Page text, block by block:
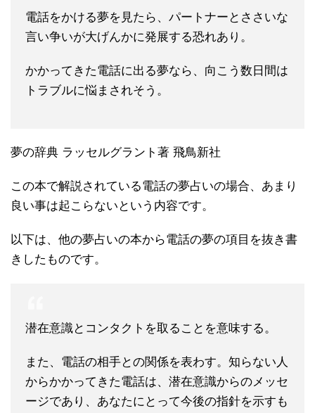
電話をかける夢を見たら、パートナーとささいな
言い争いが大げんかに発展する恐れあり。
かかってきた電話に出る夢なら、向こう数日間は
トラブルに悩まされそう。
夢の辞典 ラッセルグラント著 飛鳥新社
この本で解説されている電話の夢占いの場合、あまり
良い事は起こらないという内容です。
以下は、他の夢占いの本から電話の夢の項目を抜き書
きしたものです。
潜在意識とコンタクトを取ることを意味する。
また、電話の相手との関係を表わす。知らない人
からかかってきた電話は、潜在意識からのメッセ
ージであり、あなたにとって今後の指針を示すも